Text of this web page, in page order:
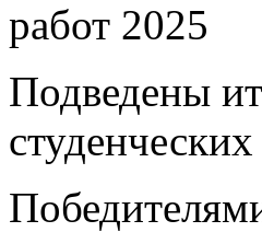
работ 2025
Подведены